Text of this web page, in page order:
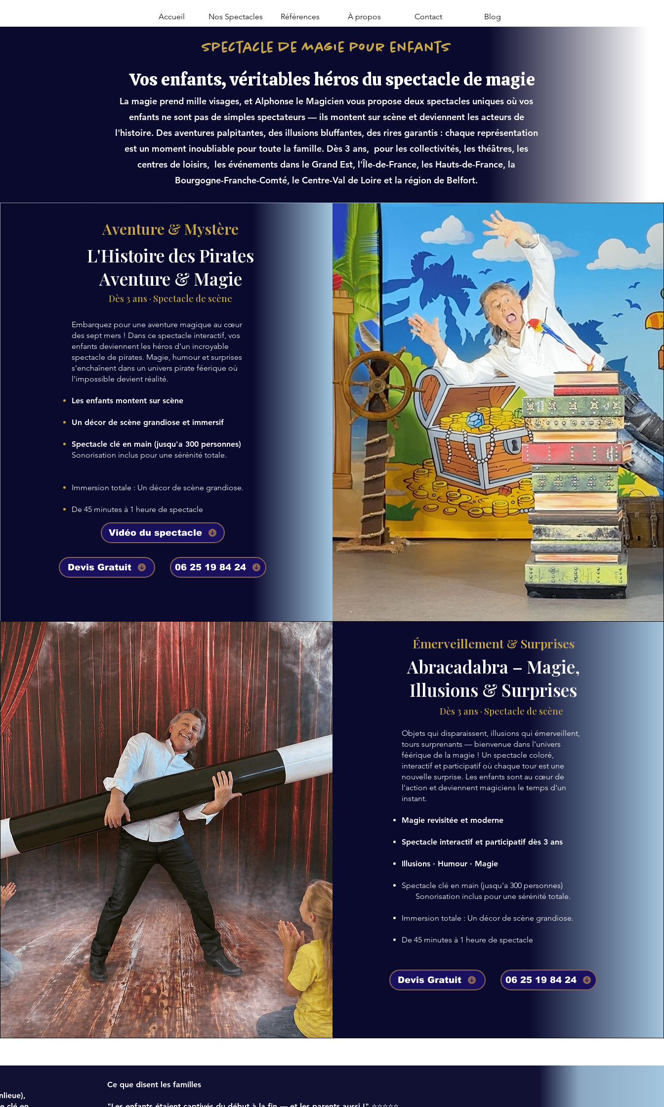
Accueil Nos Spectacles Références À propos Contact Blog
Spectacle de magie pour enfants
La magie prend mille visages, et Alphonse le Magicien vous propose deux spectacles uniques où vos
enfants ne sont pas de simples spectateurs — ils montent sur scène et deviennent les acteurs de
l'histoire. Des aventures palpitantes, des illusions bluffantes, des rires garantis : chaque représentation
est un moment inoubliable pour toute la famille. Dès 3 ans, pour les collectivités, les théâtres, les
centres de loisirs, les événements dans le Grand Est, l'Île-de-France, les Hauts-de-France, la
Bourgogne-Franche-Comté, le Centre-Val de Loire et la région de Belfort.
Vos enfants, véritables héros du spectacle de magie
Aventure & Mystère
L'Histoire des Pirates
Aventure & Magie
Dès 3 ans · Spectacle de scène
Embarquez pour une aventure magique au cœur
des sept mers ! Dans ce spectacle interactif, vos
enfants deviennent les héros d'un incroyable
spectacle de pirates. Magie, humour et surprises
s'enchaînent dans un univers pirate féerique où
l'impossible devient réalité.
Les enfants montent sur scène
Un décor de scène grandiose et immersif
Spectacle clé en main (jusqu'a 300 personnes)
Sonorisation inclus pour une sérénité totale.
Immersion totale : Un décor de scène grandiose.
De 45 minutes à 1 heure de spectacle
Vidéo du spectacle
Devis Gratuit 06 25 19 84 24
Émerveillement & Surprises
Abracadabra – Magie,
Illusions & Surprises
Dès 3 ans · Spectacle de scène
Objets qui disparaissent, illusions qui émerveillent,
tours surprenants — bienvenue dans l'univers
féérique de la magie ! Un spectacle coloré,
interactif et participatif où chaque tour est une
nouvelle surprise. Les enfants sont au cœur de
l'action et deviennent magiciens le temps d'un
instant.
Magie revisitée et moderne
Spectacle interactif et participatif dès 3 ans
Illusions · Humour · Magie
Spectacle clé en main (jusqu'a 300 personnes)
Sonorisation inclus pour une sérénité totale.
Immersion totale : Un décor de scène grandiose.
De 45 minutes à 1 heure de spectacle
Devis Gratuit 06 25 19 84 24
Ce que disent les familles